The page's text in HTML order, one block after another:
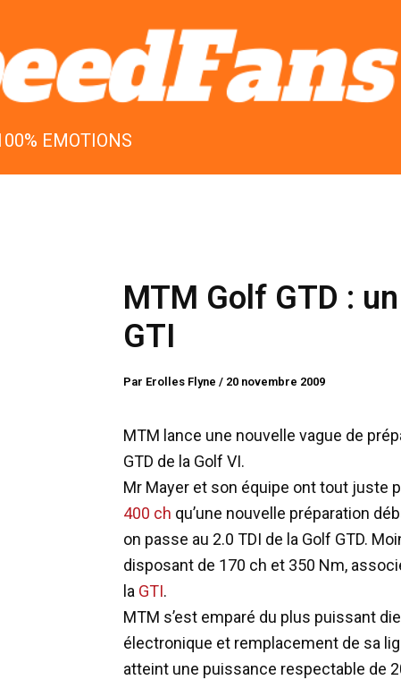
EMOTIONS
MTM Golf GTD :
GTI
Par Erolles Flyne / 20 novembre 2009
MTM lance une nouvelle vague de
GTD de la Golf VI.
Mr Mayer et son équipe ont tout juste
400 ch qu’une nouvelle préparation
on passe au 2.0 TDI de la Golf GTD.
disposant de 170 ch et 350 Nm,
la GTI.
MTM s’est emparé du plus puissant
électronique et remplacement de sa
atteint une puissance respectable de